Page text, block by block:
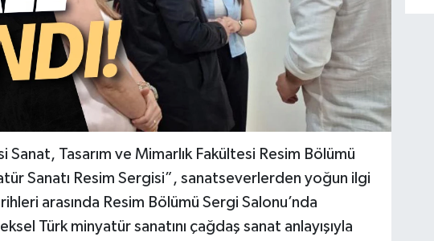
Sanat, Tasarım ve Mimarlık Fakültesi Resim Bölümü
Sanatı Resim Sergisi”, sanatseverlerden yoğun ilgi
arasında Resim Bölümü Sergi Salonu’nda
Türk minyatür sanatını çağdaş sanat anlayışıyla